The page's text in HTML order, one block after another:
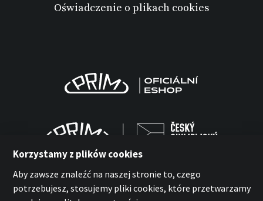
Oświadczenie o plikach cookies
Korzystamy z plików cookies
Aby zawsze znaleźć na naszej stronie to, czego
potrzebujesz, stosujemy pliki cookies, które przetwarzamy